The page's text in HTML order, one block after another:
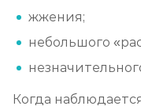
жжения;
небольшого
Когда